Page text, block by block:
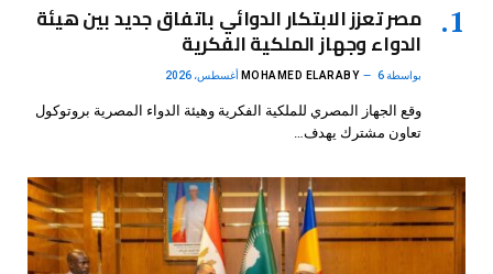
مصر تعزز الابتكار الدوائي باتفاق جديد بين هيئة
الدواء وجهاز الملكية الفكرية
بواسطة MOHAMED ELARABY 6 أغسطس، 2026
وقع الجهاز المصري للملكية الفكرية وهيئة الدواء المصرية بروتوكول
تعاون مشترك يهدف…